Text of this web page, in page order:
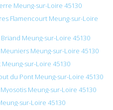
Meung-sur-Loire 45130
Flamencourt Meung-sur-Loire
Meung-sur-Loire 45130
Meung-sur-Loire 45130
sur-Loire 45130
du Pont Meung-sur-Loire 45130
Meung-sur-Loire 45130
sur-Loire 45130